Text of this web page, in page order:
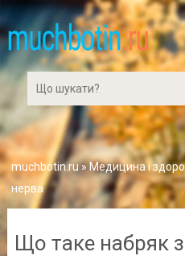
muchbotin.ru»Медицина і
нерва
Що таке набряк